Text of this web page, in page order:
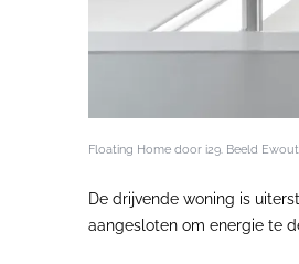
Floating Home door i29. Beeld
De drijvende woning is
aangesloten om energie te